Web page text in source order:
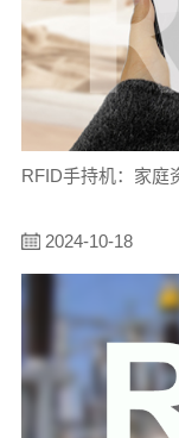
RFID手持机：家庭
2024-10-18